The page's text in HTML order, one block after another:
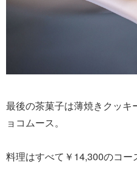
最後の茶菓子は薄焼きクッ
ョコムース。
料理はすべて￥14,300のコー